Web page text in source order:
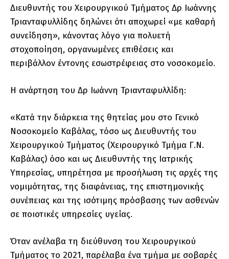
Διευθυντής του Χειρουργικού Τμήματος Δρ Ιωάννης
Τριανταφυλλίδης δηλώνει ότι αποχωρεί «με καθαρή
συνείδηση», κάνοντας λόγο για πολυετή
στοχοποίηση, οργανωμένες επιθέσεις και
περιβάλλον έντονης εσωστρέφειας στο νοσοκομείο.
Η ανάρτηση του Δρ Ιωάννη Τριανταφυλλίδη:
«Κατά την διάρκεια της θητείας μου στο Γενικό
Νοσοκομείο Καβάλας, τόσο ως Διευθυντής του
Χειρουργικού Τμήματος (Χειρουργικό Τμήμα Γ.Ν.
Καβάλας) όσο και ως Διευθυντής της Ιατρικής
Υπηρεσίας, υπηρέτησα με προσήλωση τις αρχές της
νομιμότητας, της διαφάνειας, της επιστημονικής
συνέπειας και της ισότιμης πρόσβασης των ασθενών
σε ποιοτικές υπηρεσίες υγείας.
Όταν ανέλαβα τη διεύθυνση του Χειρουργικού
Τμήματος το 2021, παρέλαβα ένα τμήμα με σοβαρές